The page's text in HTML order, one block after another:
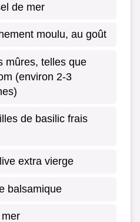
de mer
moulu, au goût
mûres, telles que
(environ 2-3
de basilic frais
extra vierge
balsamique